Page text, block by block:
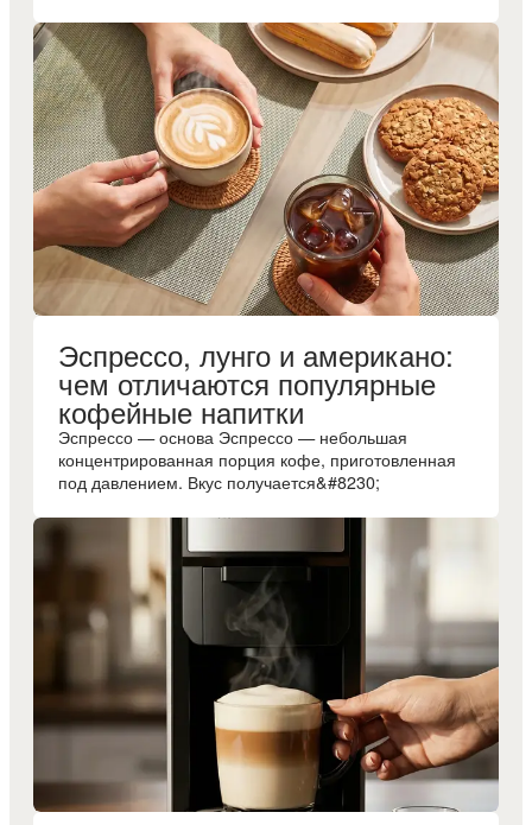
Эспрессо, лунго и американо:
чем отличаются популярные
кофейные напитки
Эспрессо — основа Эспрессо — небольшая
концентрированная порция кофе, приготовленная
под давлением. Вкус получается&#8230;